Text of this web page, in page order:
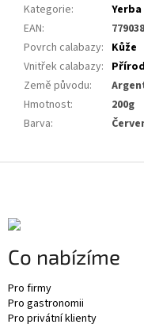
Kategorie:
EAN:
Povrch calabazy: Kůže
Vnitřek calabazy:
Země původu:
Hmotnost:
200g
Barva:
Co nabízíme
Pro firmy
Pro gastronomii
Pro privátní klienty